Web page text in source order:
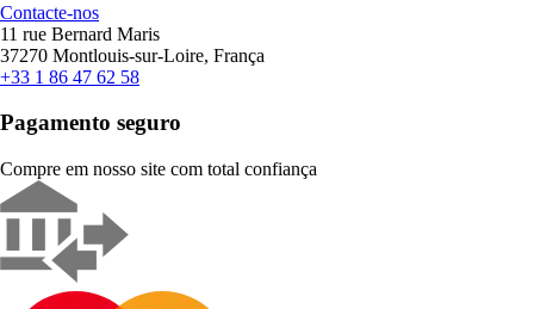
Contacte-nos
11 rue Bernard Maris
37270 Montlouis-sur-Loire, França
+33 1 86 47 62 58
Pagamento seguro
Compre em nosso site com total confiança